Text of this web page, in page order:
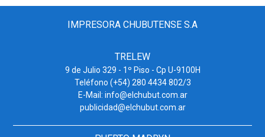
IMPRESORA CHUBUTENSE S.A
TRELEW
9 de Julio 329 - 1º Piso - Cp U-9100H
Teléfono (+54) 280 4434 802/3
E-Mail: info@elchubut.com.ar
publicidad@elchubut.com.ar